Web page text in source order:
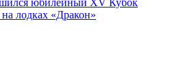
юбилейный XV Кубок
лодках «Дракон»